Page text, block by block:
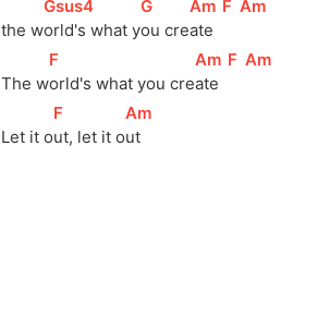
the w
[
Gsus4
orld's what y
[
G
ou cre
[
Am ]
ate
[F ][
Am
The w
[F
orld's what you cre
[
Am ]
ate
[F ][
Am
Let it o
[F
ut, let it o
[
Am
ut